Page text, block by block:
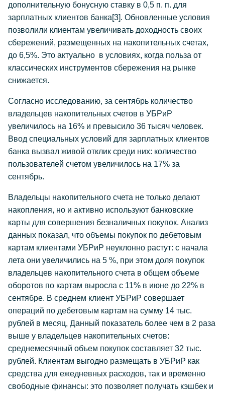
дополнительную бонусную ставку в 0,5 п. п. для
зарплатных клиентов банка[3]. Обновленные условия
позволили клиентам увеличивать доходность своих
сбережений, размещенных на накопительных счетах,
до 6,5%. Это актуально в условиях, когда польза от
классических инструментов сбережения на рынке
снижается.
Согласно исследованию, за сентябрь количество
владельцев накопительных счетов в УБРиР
увеличилось на 16% и превысило 36 тысяч человек.
Ввод специальных условий для зарплатных клиентов
банка вызвал живой отклик среди них: количество
пользователей счетом увеличилось на 17% за
сентябрь.
Владельцы накопительного счета не только делают
накопления, но и активно используют банковские
карты для совершения безналичных покупок. Анализ
данных показал, что объемы покупок по дебетовым
картам клиентами УБРиР неуклонно растут: с начала
лета они увеличились на 5 %, при этом доля покупок
владельцев накопительного счета в общем объеме
оборотов по картам выросла с 11% в июне до 22% в
сентябре. В среднем клиент УБРиР совершает
операций по дебетовым картам на сумму 14 тыс.
рублей в месяц, Данный показатель более чем в 2 раза
выше у владельцев накопительных счетов:
среднемесячный объем покупок составляет 32 тыс.
рублей. Клиентам выгодно размещать в УБРиР как
средства для ежедневных расходов, так и временно
свободные финансы: это позволяет получать кэшбек и